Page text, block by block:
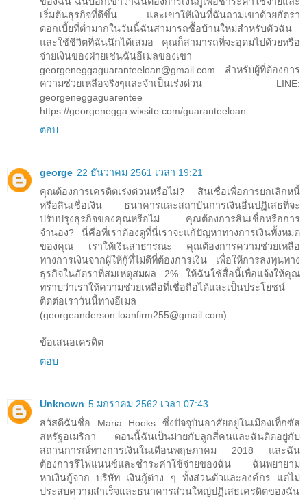
เริ่มต้นธุรกิจที่ดีขึ้น และเขาให้เงินที่ฉันถามเขาด้วยอัตรา
ดอกเบี้ยที่ต่ำมากในวันนี้ฉันสามารถซื้อบ้านใหม่สำหรับตัวฉัน
และใช้ชีวิตที่ฉันนึกได้เสมอ คุณก็สามารถที่จะอุดมไปด้วยหรือ
จ่ายเงินของฝ่ายเช่นฉันอีเมลของเขา
georgeneggaguaranteeloan@gmail.com สำหรับผู้ที่ต้องการ
ความช่วยเหลือจริงๆและจำเป็นเร่งด่วน LINE:
georgeneggaguarentee
https://georgenegga.wixsite.com/guaranteeloan
ตอบ
george 22 ธันวาคม 2561 เวลา 19:21
คุณต้องการเครดิตเร่งด่วนหรือไม่? สินเชื่อเพื่อการยกเลิกหนี้
หรือสินเชื่อเงิน ธนาคารและสถาบันการเงินอื่นปฏิเสธที่จะ
ปรับปรุงธุรกิจของคุณหรือไม่ คุณต้องการสินเชื่อหรือการ
จำนอง? นี่คือที่เราต้องดูที่นี่เราจะแก้ปัญหาทางการเงินทั้งหมด
ของคุณ เราให้เงินสาธารณะ คุณต้องการความช่วยเหลือ
ทางการเงินจากผู้ให้กู้ที่ไม่ดีที่ต้องการเงิน เพื่อให้การลงทุนทาง
ธุรกิจในอัตราที่สมเหตุสมผล 2% ให้ฉันใช้สื่อนี้เพื่อแจ้งให้คุณ
ทราบว่าเราให้ความช่วยเหลือที่เชื่อถือได้และเป็นประโยชน์
ติดต่อเราวันนี้ทางอีเมล
(georgeanderson.loanfirm255@gmail.com)
ข้อเสนอเครดิต
ตอบ
Unknown 5 มกราคม 2562 เวลา 07:43
สวัสดีฉันชื่อ Maria Hooks ซึ่งปัจจุบันอาศัยอยู่ในเมืองเท็กซัส
สหรัฐอเมริกา ตอนนี้ฉันเป็นม่ายกับลูกสี่คนและฉันติดอยู่กับ
สถานการณ์ทางการเงินในเดือนพฤษภาคม 2018 และฉัน
ต้องการรีไฟแนนซ์และชำระค่าใช้จ่ายของฉัน ฉันพยายาม
หาเงินกู้จาก บริษัท เงินกู้ต่าง ๆ ทั้งส่วนตัวและองค์กร แต่ไม่
ประสบความสำเร็จและธนาคารส่วนใหญ่ปฏิเสธเครดิตของฉัน